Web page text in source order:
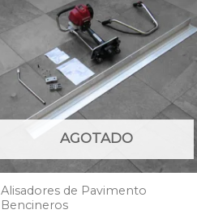
AGOTADO
Alisadores de Pavimento
Bencineros
era:
$786.218.
es:
$624.750.